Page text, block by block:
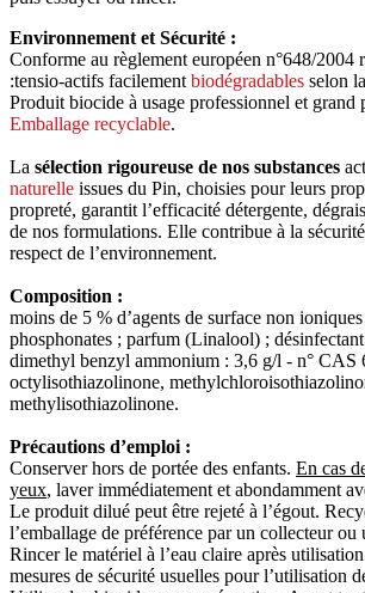
Environnement et Sécurité :
Conforme au règlement européen n°648/2004
:tensio-actifs facilementbiodégradables selon
Produit biocide à usage professionnel et grand
Emballage recyclable.
La sélection rigoureuse de nos substances
naturelle issues du Pin, choisies pour leurs
propreté, garantit l’efficacité détergente,
de nos formulations. Elle contribue à la
respect de l’environnement.
Composition :
moins de 5 % d’agents de surface non
phosphonates ; parfum (Linalool) ;
dimethyl benzyl ammonium : 3,6 g/l - n° CAS
octylisothiazolinone,
methylisothiazolinone.
Précautions d’emploi :
Conserver hors de portée des enfants. En cas
yeux, laver immédiatement et abondamment
Le produit dilué peut être rejeté à l’égout.
l’emballage de préférence par un collecteur ou
Rincer le matériel à l’eau claire après
mesures de sécurité usuelles pour l’utilisation